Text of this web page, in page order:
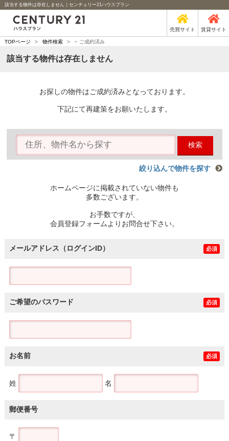
該当する物件は存在しません｜センチュリー21ハウスプラン
売買サイト 賃貸サイト
TOPページ > 物件検索 > - ご成約済み
該当する物件は存在しません
お探しの物件はご成約済みとなっております。
下記にて再建策をお願いたします。
検索
絞り込んで物件を探す
ホームページに掲載されていない物件も
多数ございます。
お手数ですが、
会員登録フォームよりお問合せ下さい。
メールアドレス（ログインID） 必須
ご希望のパスワード 必須
お名前 必須
姓 名
郵便番号
〒